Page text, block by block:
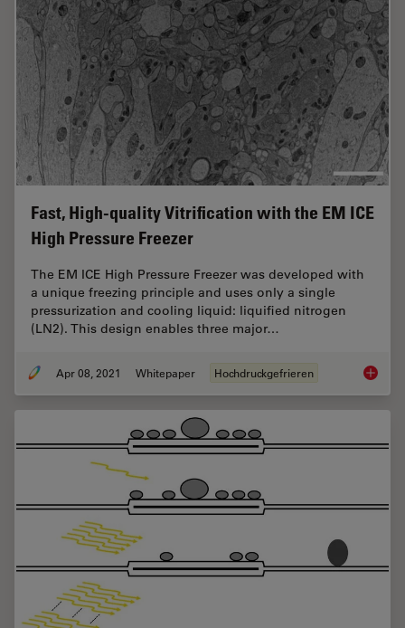
Fast, High-quality Vitrification with the EM ICE
High Pressure Freezer
The EM ICE High Pressure Freezer was developed with
a unique freezing principle and uses only a single
pressurization and cooling liquid: liquified nitrogen
(LN2). This design enables three major…
Apr 08, 2021 Whitepaper Hochdruckgefrieren Fast,